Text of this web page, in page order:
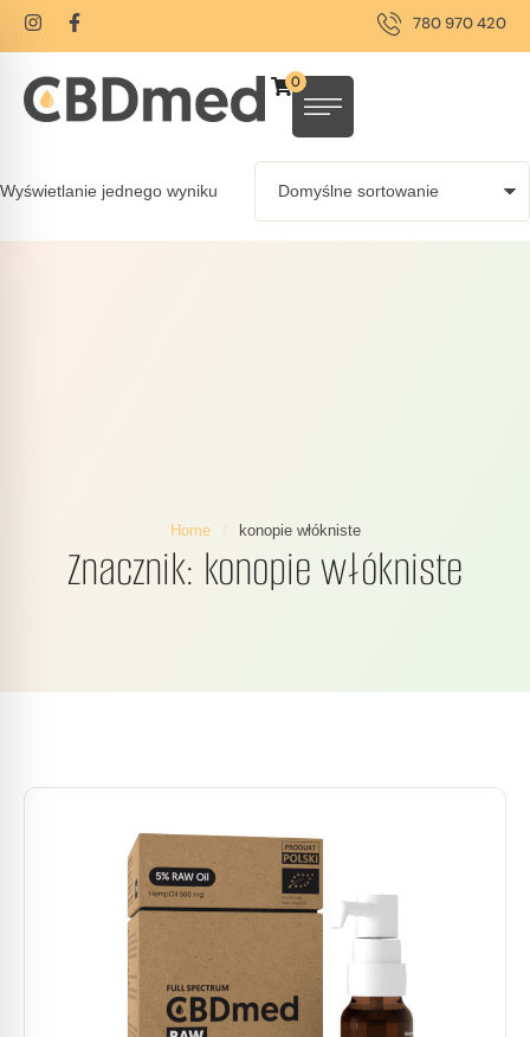
780 970 420
0
Wyświetlanie jednego wyniku
Home konopie włókniste
Znacznik: konopie włókniste